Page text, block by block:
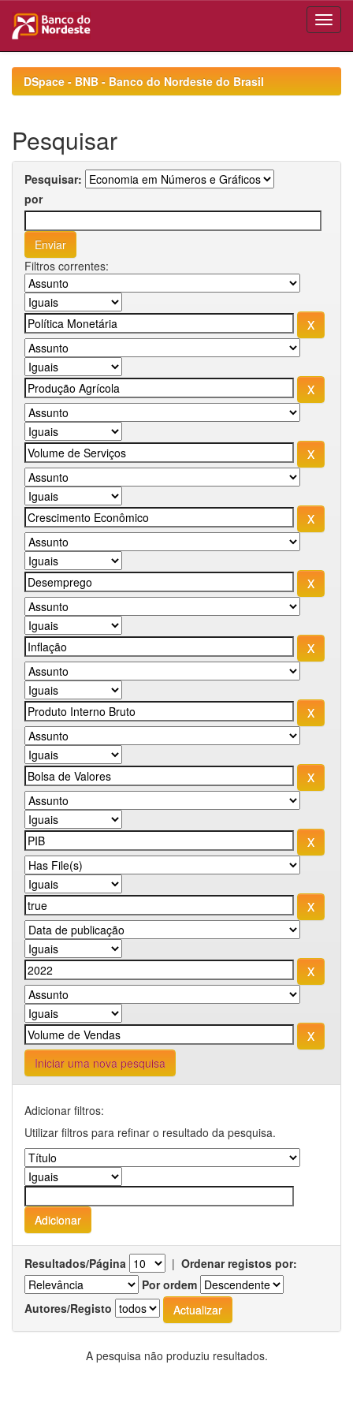
navigationDSpace - BNB - Banco do Nordeste do Brasil
Pesquisar
Pesquisar:
por
Filtros correntes:
Iniciar uma nova pesquisa
Adicionar filtros:
Utilizar filtros para refinar o resultado da pesquisa.
Resultados/Página | Ordenar registos por:
Por ordem
Autores/Registo
A pesquisa não produziu resultados.